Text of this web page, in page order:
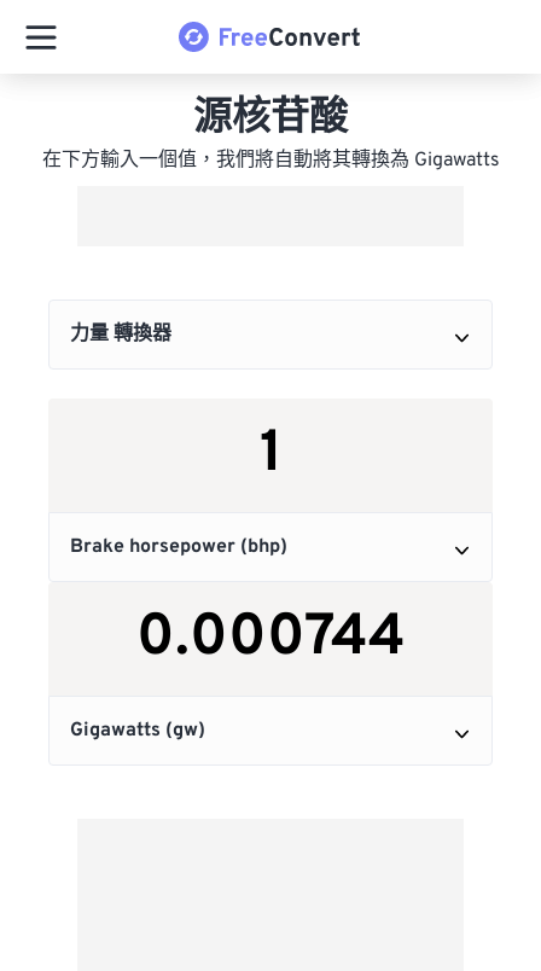
源核苷酸
在下方輸入一個值，我們將自動將其轉換為 Gigawatts